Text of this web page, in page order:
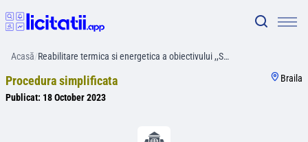
Acasă/Reabilitare termica si energetica a obiectivului ,,S…
Procedura simplificata
Publicat: 18 October 2023
Braila